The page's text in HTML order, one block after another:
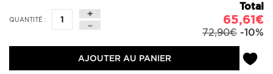
QUANTITÉ :
Total
65,61€
72,90€ -10%
AJOUTER AU PANIER